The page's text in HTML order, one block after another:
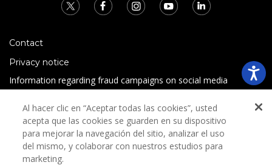
Contact
Privacy notice
Information regarding fraud campaigns on social media
Terms and conditions
Al hacer clic en “Aceptar todas las cookies”, usted
acepta que las cookies se guarden en su dispositivo
para mejorar la navegación del sitio, analizar el uso
del mismo, y colaborar con nuestros estudios para
marketing.